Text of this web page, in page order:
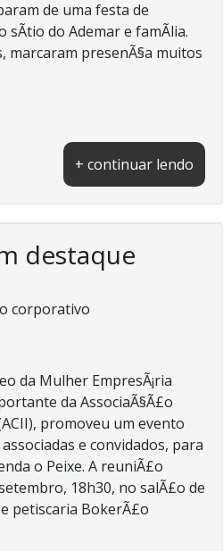
de uma festa de
sÃ­tio do Ademar e famÃ­lia.
marcaram presenÃ§a muitos
+ continuar lendo
destaque
corporativo
da Mulher EmpresÃ¡ria
da AssociaÃ§Ã£o
promoveu um evento
e convidados, para
o Peixe. A reuniÃ£o
18h30, no salÃ£o de
petiscaria BokerÃ£o